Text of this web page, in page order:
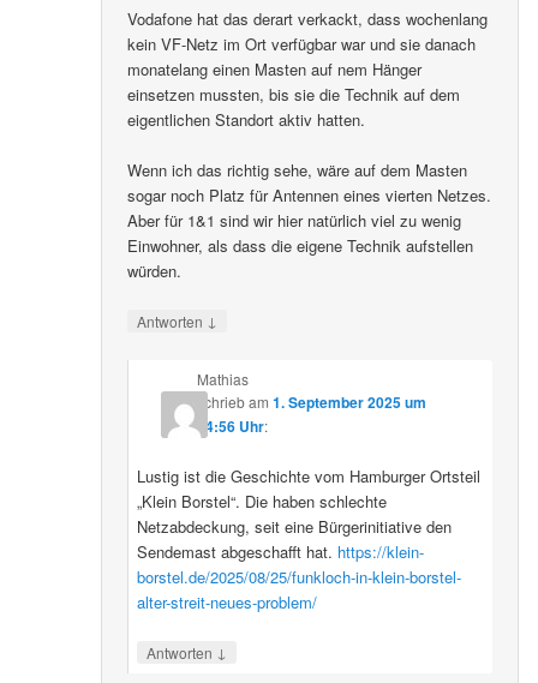
Vodafone hat das derart verkackt, dass wochenlang
kein VF-Netz im Ort verfügbar war und sie danach
monatelang einen Masten auf nem Hänger
einsetzen mussten, bis sie die Technik auf dem
eigentlichen Standort aktiv hatten.
Wenn ich das richtig sehe, wäre auf dem Masten
sogar noch Platz für Antennen eines vierten Netzes.
Aber für 1&1 sind wir hier natürlich viel zu wenig
Einwohner, als dass die eigene Technik aufstellen
würden.
Antworten ↓
Mathias
schriebam 1. September 2025 um
14:56 Uhr:
Lustig ist die Geschichte vom Hamburger Ortsteil
„Klein Borstel“. Die haben schlechte
Netzabdeckung, seit eine Bürgerinitiative den
Sendemast abgeschafft hat. https://klein-
borstel.de/2025/08/25/funkloch-in-klein-borstel-
alter-streit-neues-problem/
Antworten ↓